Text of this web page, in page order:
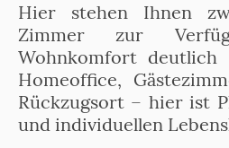
Hier stehen Ihnen
Zimmer zur
Wohnkomfort deutlich
Homeoffice,
Rückzugsort – hier ist
und individuellen